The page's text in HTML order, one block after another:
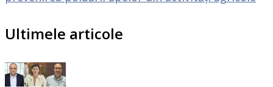
Ultimele articole